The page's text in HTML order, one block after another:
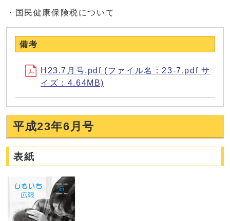
・国民健康保険税について
備考
H23.7月号.pdf (ファイル名：23-7.pdf サ
イズ：4.64MB)
平成23年6月号
表紙